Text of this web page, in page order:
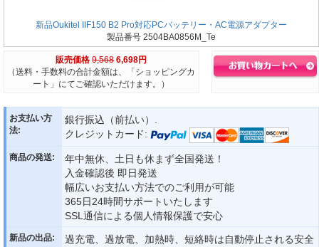
新品Oukitel IIF150 B2 Pro対応PCバッテリー・AC電源アダプター
製品番号 2504BA0856M_Te
販売価格 9,568 6,698円
（送料・手数料の合計金額は、「ショッピングカ
ート」にてご確認いただけます。）
お支払い方
法:
銀行振込（前払い）.
クレジットカード:
商品の発送:
年中無休、土日も休まず全国発送！
入金確認後 即日発送
幅広いお支払い方法でのご利用が可能
365日24時間サポートいたします
SSL通信による個人情報保護で安心
新品の出品:
過充電、過放電、加熱時、短絡時は自動停止される安全